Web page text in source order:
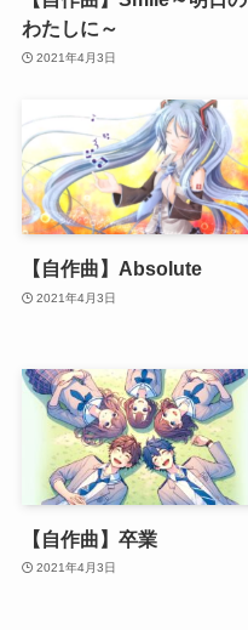
わたしに～
2021年4月3日
【自作曲】Absolute
2021年4月3日
【自作曲】卒業
2021年4月3日